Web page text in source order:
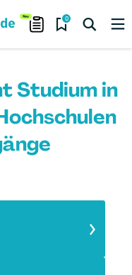
0
Studium in